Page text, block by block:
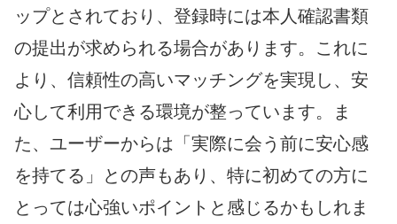
ップとされており、登録時には本人確認書類
の提出が求められる場合があります。これに
より、信頼性の高いマッチングを実現し、安
心して利用できる環境が整っています。ま
た、ユーザーからは「実際に会う前に安心感
を持てる」との声もあり、特に初めての方に
とっては心強いポイントと感じるかもしれま